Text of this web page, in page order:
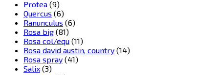
Protea (9)
Quercus (6)
Ranunculus (6)
Rosa big (81)
Rosa col/equ (11)
Rosa david austin, country (14)
Rosa spray (41)
Salix (3)